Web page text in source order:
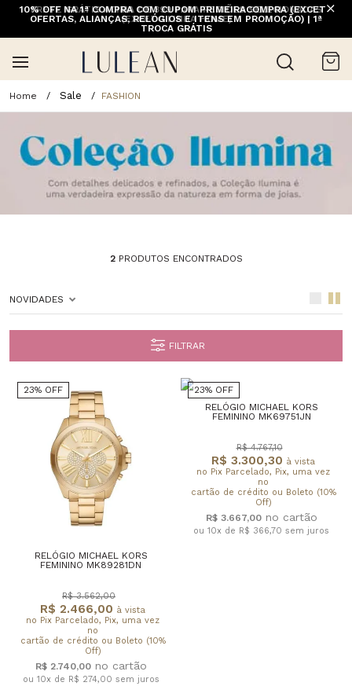
FRETE GRÁTIS ACIMA DE 399 PARA REGIÕES SELECIONADAS
(EXCETO LINHA HOME)
10% OFF NA 1ª COMPRA COM CUPOM PRIMEIRACOMPRA (EXCETO
OFERTAS, ALIANÇAS, RELÓGIOS E ITENS EM PROMOÇÃO) | 1ª
TROCA GRÁTIS
Sale FASHION
2PRODUTOS ENCONTRADOS
NOVIDADES
FILTRAR
23% OFF
RELÓGIO MICHAEL KORS
FEMININO MK89281DN
R$ 2.466,00 à vista
no Pix Parcelado, Pix, uma vez
no
cartão de crédito ou Boleto (10%
Off)
R$ 3.562,00
R$ 2.740,00
ou 10x de R$ 274,00 sem juros
23% OFF
RELÓGIO MICHAEL KORS
FEMININO MK69751JN
R$ 3.300,30 à vista
no Pix Parcelado, Pix, uma vez
no
cartão de crédito ou Boleto (10%
Off)
R$ 4.767,10
R$ 3.667,00
ou 10x de R$ 366,70 sem juros